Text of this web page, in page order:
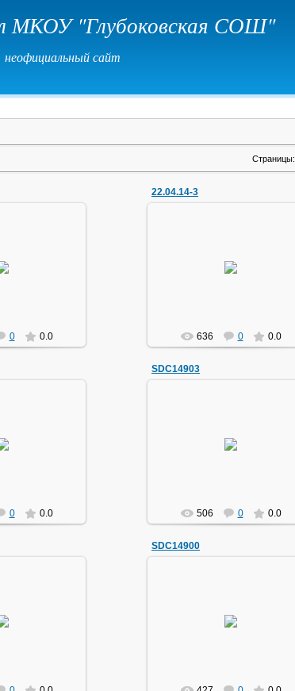
МКОУ "Глубоковская СОШ"
неофициальный сайт
Страницы:
0 0.0
22.04.14-3
636 0 0.0
0 0.0
SDC14903
506 0 0.0
SDC14900